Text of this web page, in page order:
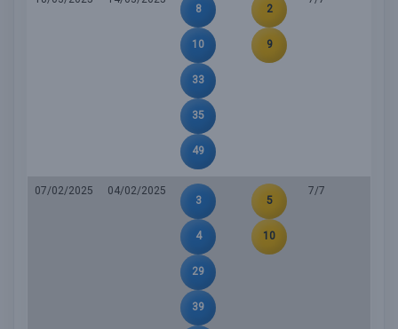
8
10
33
35
49
2
9
07/02/2025
04/02/2025
3
4
29
39
5
10
7/7